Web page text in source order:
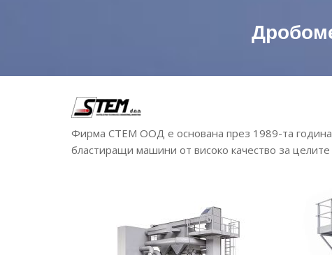
Фирма СТЕМ ООД е основана през 1989-та година
бластиращи машини от високо качество за